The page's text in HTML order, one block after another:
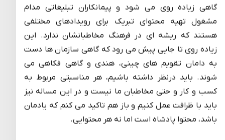
گاهی زیاده روی می شود و پیمانکاران تبلیغاتی مدام
مشغول تهیه محتوای تبریک برای رویدادهای مختلفی
هستند که ریشه ای در فرهنگ مخاطبانشان ندارد. این
زیاده روی تا جایی پیش می رود که گاهی سازمان ها دست
به دامان تقویم های چینی، هندی و گاهی فکاهی می
شوند. باید درنظر داشته باشیم، هر مناسبتی مربوط به
کسب و کار و حتی مخاطبان ما نیست و در این مساله نیز
باید با ظرافت عمل کنیم و باز هم تاکید می کنم که یادمان
باشد، محتوا پادشاه است اما نه هر محتوایی.